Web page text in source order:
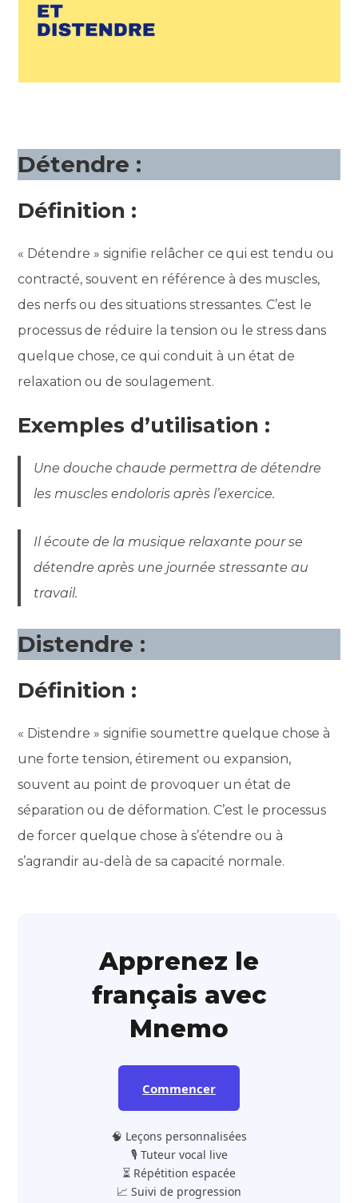
Détendre :
Définition :
« Détendre » signifie relâcher ce qui est tendu ou
contracté, souvent en référence à des muscles,
des nerfs ou des situations stressantes. C’est le
processus de réduire la tension ou le stress dans
quelque chose, ce qui conduit à un état de
relaxation ou de soulagement.
Exemples d’utilisation :
Une douche chaude permettra de détendre
les muscles endoloris après l’exercice.
Il écoute de la musique relaxante pour se
détendre après une journée stressante au
travail.
Distendre :
Définition :
« Distendre » signifie soumettre quelque chose à
une forte tension, étirement ou expansion,
souvent au point de provoquer un état de
séparation ou de déformation. C’est le processus
de forcer quelque chose à s’étendre ou à
s’agrandir au-delà de sa capacité normale.
Apprenez le
français avec
Mnemo
Commencer
🧠 Leçons personnalisées
🎙️ Tuteur vocal live
⏳ Répétition espacée
📈 Suivi de progression